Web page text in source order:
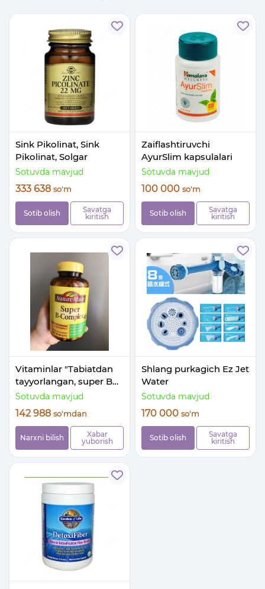
Sink Pikolinat, Sink
Pikolinat, Solgar
Sotuvda mavjud
333 638 so'm
Sotib olish
Savatga
kiritish
Zaiflashtiruvchi
AyurSlim kapsulalari
Sotuvda mavjud
100 000 so'm
Sotib olish
Savatga
kiritish
Vitaminlar "Tabiatdan
tayyorlangan, super B
kompleksi"
Sotuvda mavjud
142 988 so'mdan
Narxni bilish
Xabar
yuborish
Shlang purkagich Ez Jet
Water
Sotuvda mavjud
170 000 so'm
Sotib olish
Savatga
kiritish